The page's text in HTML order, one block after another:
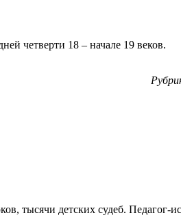
четверти 18 – начале 19 веков.
тысячи детских судеб. Педагог-